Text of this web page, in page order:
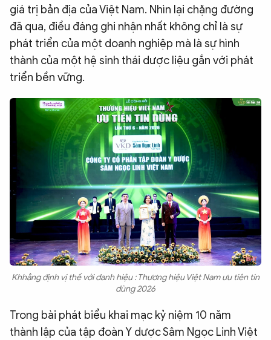
giá trị bản địa của Việt Nam. Nhìn lại chặng đường
đã qua, điều đáng ghi nhận nhất không chỉ là sự
phát triển của một doanh nghiệp mà là sự hình
thành của một hệ sinh thái dược liệu gắn với phát
triển bền vững.
Khhẳng định vị thế với danh hiệu : Thương hiệu Việt Nam ưu tiên tin
dùng 2026
Trong bài phát biểu khai mạc kỷ niệm 10 năm
thành lập của tập đoàn Y dược Sâm Ngọc Linh Việt